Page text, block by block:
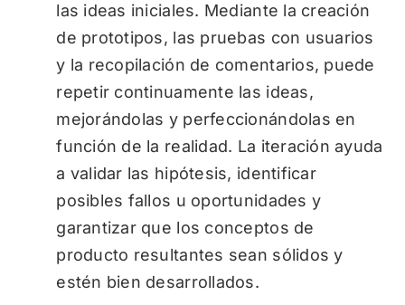
las ideas iniciales. Mediante la creación
de prototipos, las pruebas con usuarios
y la recopilación de comentarios, puede
repetir continuamente las ideas,
mejorándolas y perfeccionándolas en
función de la realidad. La iteración ayuda
a validar las hipótesis, identificar
posibles fallos u oportunidades y
garantizar que los conceptos de
producto resultantes sean sólidos y
estén bien desarrollados.